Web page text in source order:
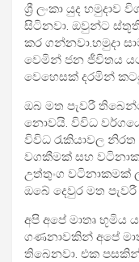
ශ්‍රී ලංකා යුද හමුදාව
සිටිනවා. ඔවුන්ට
කර ගන්නවා.හමුදා
වෙමින් ජන ජීවිතය
වෙහෙසක් දරමින්
ඔබ මත පැවරී
නොවයි. විවිධ
විවිධ රැකියාවල නිරත
වගකීමක් සහ
උත්තුංග වටිනාකමක්
ඔබේ දෙවුර මත
අපි අපේ මාතෘ භූමිය
ගණනාවකින් අපේ
තිබෙනවා. එක පසකින්